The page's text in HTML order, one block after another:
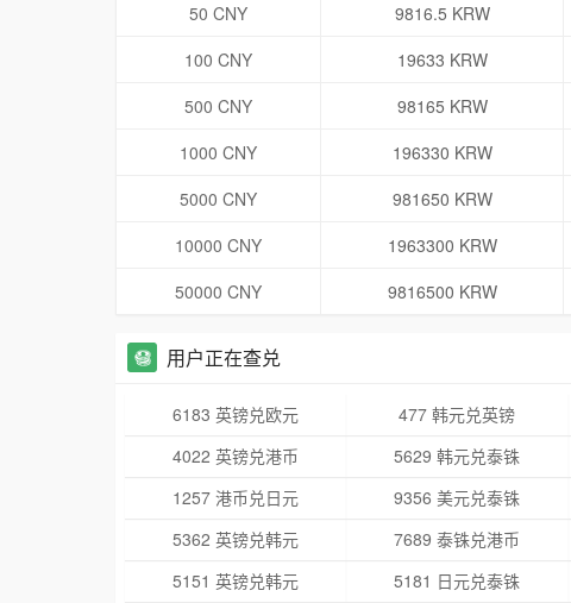
50 CNY
9816.5 KRW
100 CNY
19633 KRW
500 CNY
98165 KRW
1000 CNY
196330 KRW
5000 CNY
981650 KRW
10000 CNY
1963300 KRW
50000 CNY
9816500 KRW
用户正在查兑
6183 英镑兑欧元 477 韩元兑英镑
4022 英镑兑港币
5629 韩元兑泰铢
1257 港币兑日元
9356 美元兑泰铢
5362 英镑兑韩元
7689 泰铢兑港币
5151 英镑兑韩元
5181 日元兑泰铢